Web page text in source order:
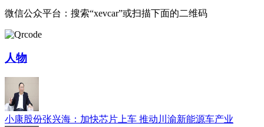
微信公众平台：搜索“xevcar”或扫描下面的二维码
人物
小康股份张兴海：加快芯片上车 推动川渝新能源车产业